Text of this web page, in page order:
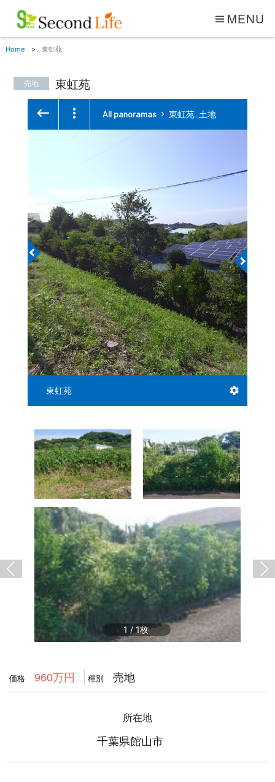
MENU
Home 東虹苑
売地 東虹苑
1 /1
価格 960万円 種別 売地
所在地
千葉県館山市